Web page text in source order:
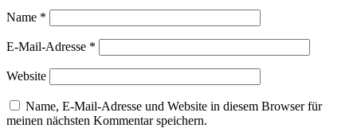
Name *
E-Mail-Adresse *
Website
Name, E-Mail-Adresse und Website in diesem Browser für
meinen nächsten Kommentar speichern.